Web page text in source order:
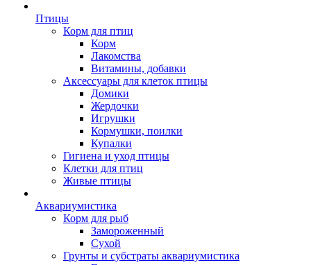
Птицы
Корм для птиц
Корм
Лакомства
Витамины, добавки
Аксессуары для клеток птицы
Домики
Жердочки
Игрушки
Кормушки, поилки
Купалки
Гигиена и уход птицы
Клетки для птиц
Живые птицы
Аквариумистика
Корм для рыб
Замороженный
Сухой
Грунты и субстраты аквариумистика